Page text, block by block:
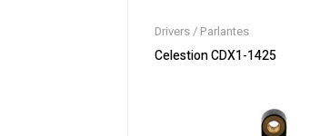
Drivers / Parlantes
Celestion CDX1-1425